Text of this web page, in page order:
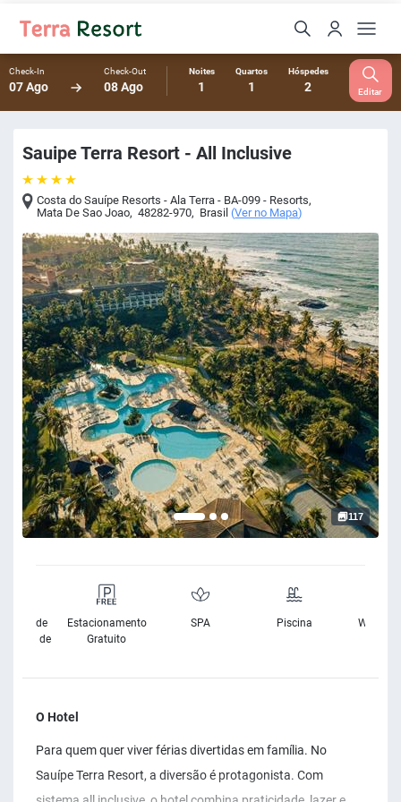
Check-In
07 Ago
Check-Out
08 Ago
Noites
1
Quartos
1
Hóspedes
2 Editar
Sauipe Terra Resort - All Inclusive
Costa do Sauípe Resorts - Ala Terra - BA-099 - Resorts,
Mata De Sao Joao, 48282-970, Brasil (Ver no Mapa)
117
de
Estacionamento
Gratuito
SPA Piscina Wifi
O Hotel
Para quem quer viver férias divertidas em família. No
Sauípe Terra Resort, a diversão é protagonista. Com